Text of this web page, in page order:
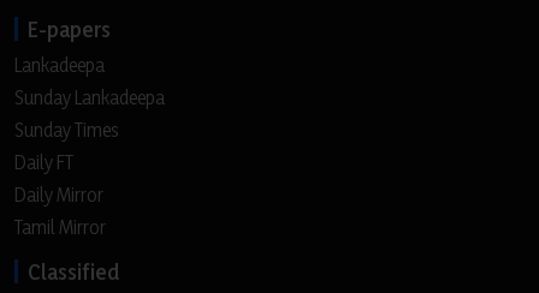
E-papers
Lankadeepa
Sunday Lankadeepa
Sunday Times
Daily FT
Daily Mirror
Tamil Mirror
Classified